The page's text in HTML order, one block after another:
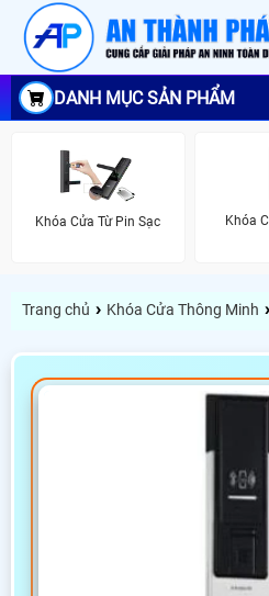
DANH MỤC SẢN PHẨM
Khóa Cửa Từ Pin Sạc Khóa
Trang chủ › Khóa Cửa Thông Minh ›